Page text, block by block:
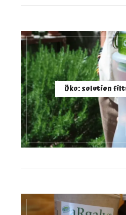
Öko: solution